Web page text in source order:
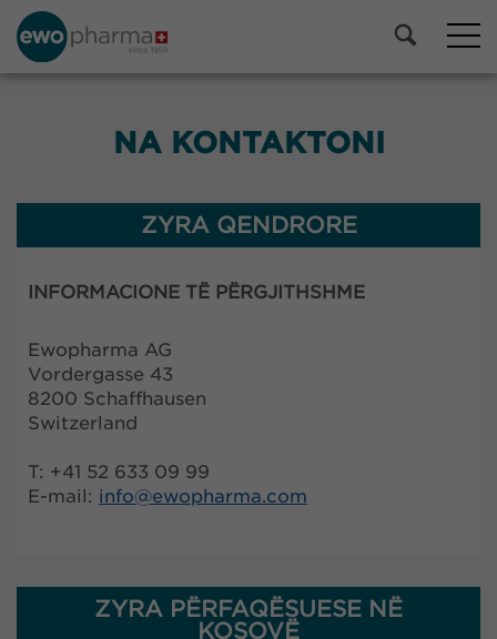
NA KONTAKTONI
ZYRA QENDRORE
INFORMACIONE TË PËRGJITHSHME
Ewopharma AG
Vordergasse 43
8200 Schaffhausen
Switzerland
T: +41 52 633 09 99
E-mail: info@ewopharma.com
ZYRA PËRFAQËSUESE NË
KOSOVË